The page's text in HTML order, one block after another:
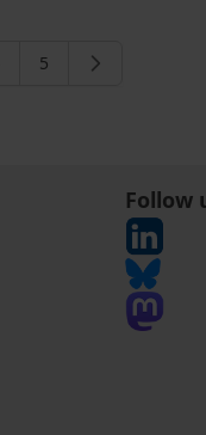
page
Page
5
Follow